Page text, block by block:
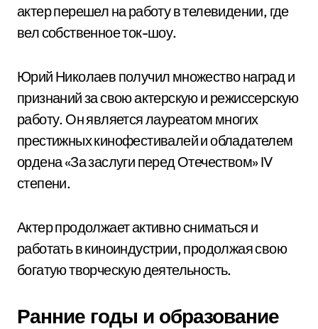
актер перешел на работу в телевидении, где
вел собственное ток-шоу.
Юрий Николаев получил множество наград и
признаний за свою актерскую и режиссерскую
работу. Он является лауреатом многих
престижных кинофестивалей и обладателем
ордена «За заслуги перед Отечеством» IV
степени.
Актер продолжает активно сниматься и
работать в киноиндустрии, продолжая свою
богатую творческую деятельность.
Ранние годы и образование